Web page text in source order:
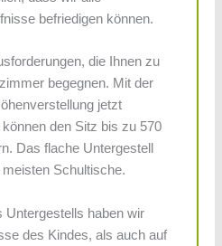
befriedigen können.
die Ihnen zu
begegnen. Mit der
jetzt
den Sitz bis zu 570
Das flache Untergestell
Schultische.
Untergestells haben wir
des Kindes, als auch auf